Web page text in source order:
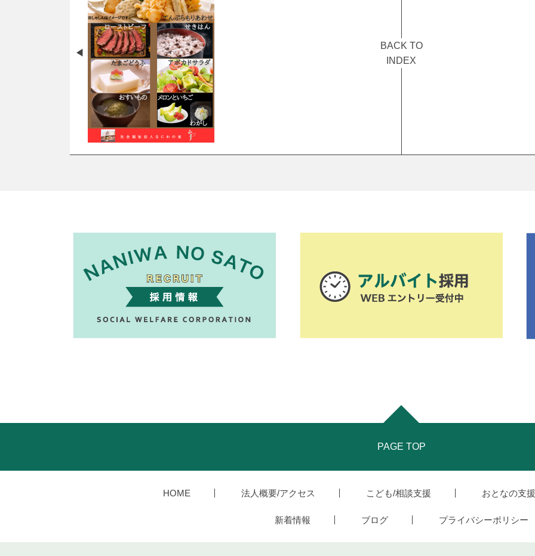
BACK TO
INDEX
PAGE TOP
HOME 法人概要/アクセス こども/相談支援 おとなの支援
新着情報 ブログ プライバシーポリシー